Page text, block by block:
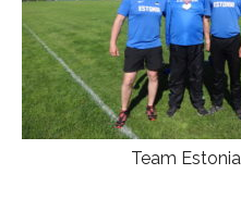
Team Estonia